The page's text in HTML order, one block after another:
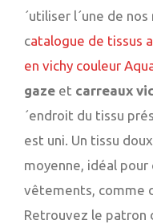
´utiliser l´une de
catalogue de tissus
en vichy couleur
gaze et carreaux
´endroit du tissu
est uni. Un tissu
moyenne, idéal
vêtements, comme
Retrouvez le patron